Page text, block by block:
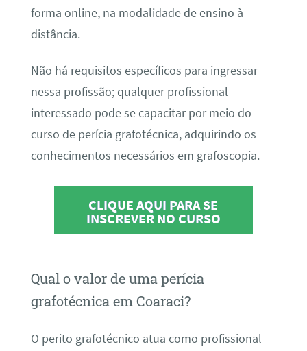
forma online, na modalidade de ensino à
distância.
Não há requisitos específicos para ingressar
nessa profissão; qualquer profissional
interessado pode se capacitar por meio do
curso de perícia grafotécnica, adquirindo os
conhecimentos necessários em grafoscopia.
CLIQUE AQUI PARA SE
INSCREVER NO CURSO
Qual o valor de uma perícia
grafotécnica em Coaraci?
O perito grafotécnico atua como profissional